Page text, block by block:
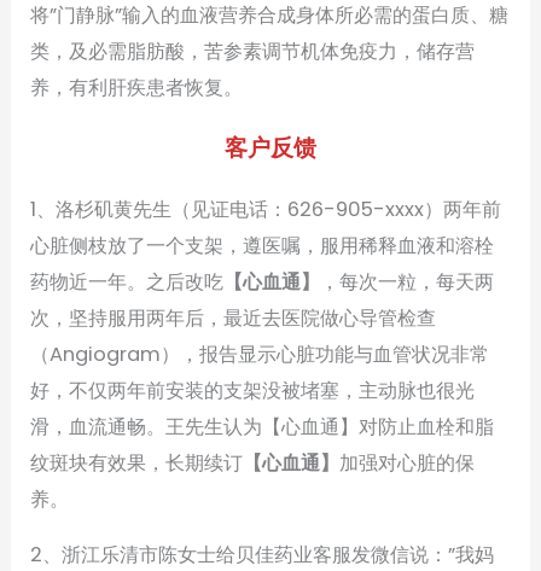
将”门静脉”输入的血液营养合成身体所必需的蛋白质、糖
类，及必需脂肪酸，苦参素调节机体免疫力，储存营
养，有利肝疾患者恢复。
客户反馈
1、洛杉矶黄先生（见证电话：626-905-xxxx）两年前
心脏侧枝放了一个支架，遵医嘱，服用稀释血液和溶栓
药物近一年。之后改吃 【心血通】
，每次一粒，每天两
次，坚持服用两年后，最近去医院做心导管检查
（Angiogram），报告显示心脏功能与血管状况非常
好，不仅两年前安装的支架没被堵塞，主动脉也很光
滑，血流通畅。王先生认为【心血通】对防止血栓和脂
纹斑块有效果，长期续订 【心血通】 加强对心脏的保
养。
2、浙江乐清市陈女士给贝佳药业客服发微信说：”我妈